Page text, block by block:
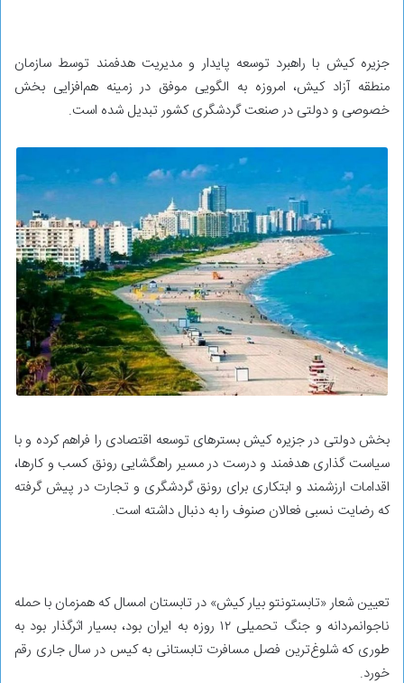
جزیره کیش با راهبرد توسعه پایدار و مدیریت هدفمند توسط سازمان
منطقه آزاد کیش، امروزه به الگویی موفق در زمینه هم‌افزایی بخش
خصوصی و دولتی در صنعت گردشگری کشور تبدیل شده است.
بخش دولتی در جزیره کیش بسترهای توسعه اقتصادی را فراهم کرده و با
سیاست گذاری هدفمند و درست در مسیر راهگشایی رونق کسب و کارها،
اقدامات ارزشمند و ابتکاری برای رونق گردشگری و تجارت در پیش گرفته
که رضایت نسبی فعالان صنوف را به دنبال داشته است.
تعیین شعار «تابستونتو بیار کیش» در تابستان امسال که همزمان با حمله
ناجوانمردانه و جنگ تحمیلی ۱۲ روزه به ایران بود، بسیار اثرگذار بود به
طوری که شلوغ‌ترین فصل مسافرت تابستانی به کیس در سال جاری رقم
خورد.